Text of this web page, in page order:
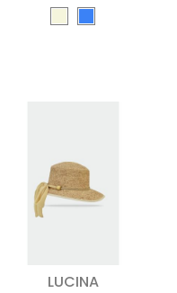
LUCINA